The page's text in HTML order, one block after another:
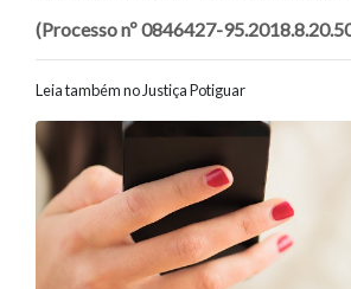
(Processo nº 0846427-
Leia também no Justiça Potiguar
Navegação entre